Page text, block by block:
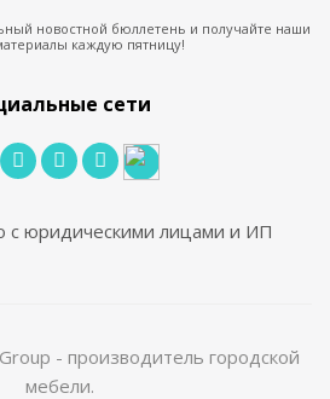
новостной бюллетень и получайте наши
каждую пятницу!
сети
с юридическими лицами и ИП
- производитель городской
мебели.